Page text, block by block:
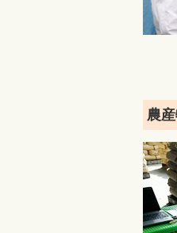
農